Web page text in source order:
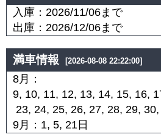
入庫：2026/11/06まで
出庫：2026/12/06まで
満車情報 [2026-08-08 22:22:00]
8月：
9, 10, 11, 12, 13, 14, 15, 16,
23, 24, 25, 26, 27, 28, 29, 30,
9月：1, 5, 21日